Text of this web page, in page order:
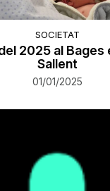
SOCIETAT
2025 al Bages
Sallent
01/01/2025